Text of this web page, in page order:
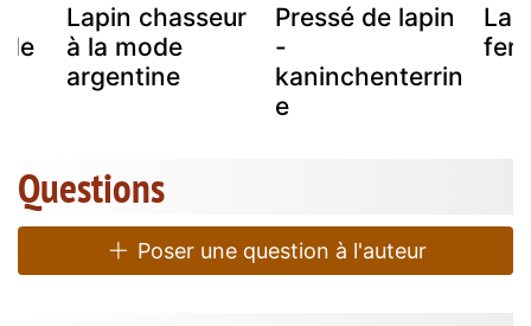
Lapin chasseur
à la mode
argentine
Pressé de lapin
-
kaninchenterrin
e
Questions
Poser une question à l'auteur